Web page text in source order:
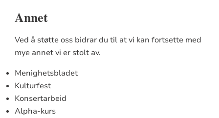
Annet
Ved å støtte oss bidrar du til at vi kan fortsette med
mye annet vi er stolt av.
Menighetsbladet
Kulturfest
Konsertarbeid
Alpha-kurs